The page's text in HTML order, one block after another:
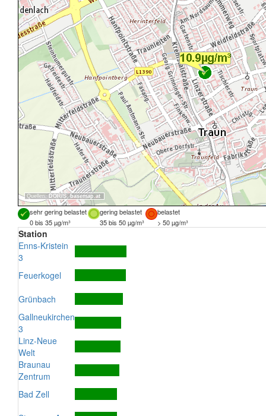
Quellen: DORIS, basemap.at
sehr gering belastet gering belastet
belastet
0 bis 35 µg/m³
35 bis 50 µg/m³ > 50 µg/m³
Station
Enns-Kristein
3
Feuerkogel
Grünbach
Gallneukirchen
3
Linz-Neue
Welt
Braunau
Zentrum
Bad Zell